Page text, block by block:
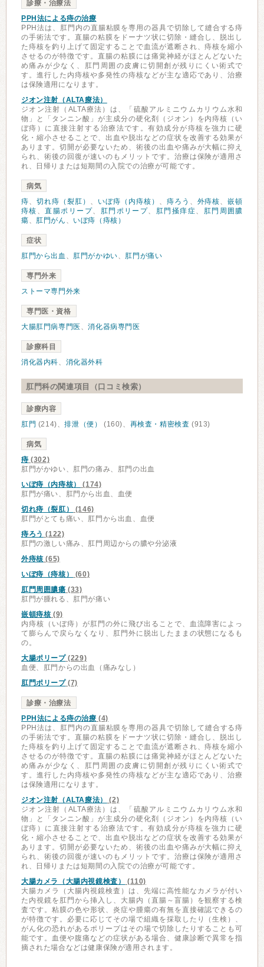
診療・治療法
PPH法による痔の治療
PPH法は、肛門内の直腸粘膜を専用の器具で切除して縫合する痔
の手術法です。直腸の粘膜をドーナツ状に切除・縫合し、脱出し
た痔核を釣り上げて固定することで血流が遮断され、痔核を縮小
させるのが特徴です。直腸の粘膜には痛覚神経がほとんどないた
め痛みが少なく、肛門周囲の皮膚に切開創が残りにくい術式で
す。進行した内痔核や多発性の痔核などが主な適応であり、治療
は保険適用になります。
ジオン注射（ALTA療法）
ジオン注射（ALTA療法）は、「硫酸アルミニウムカリウム水和
物」と「タンニン酸」が主成分の硬化剤（ジオン）を内痔核（い
ぼ痔）に直接注射する治療法です。有効成分が痔核を強力に硬
化・縮小させることで、出血や脱出などの症状を改善する効果が
あります。切開が必要ないため、術後の出血や痛みが大幅に抑え
られ、術後の回復が速いのもメリットです。治療は保険が適用さ
れ、日帰りまたは短期間の入院での治療が可能です。
病気
痔、 切れ痔（裂肛） 、 いぼ痔（内痔核） 、 痔ろう 、 外痔核、嵌頓
痔核 、直腸ポリープ、 肛門ポリープ、 肛門掻痒症、
肛門周囲膿
瘍、 肛門がん 、 いぼ痔（痔核）
症状
肛門から出血 、 肛門がかゆい、 肛門が痛い
専門外来
ストーマ専門外来
専門医・資格
大腸肛門病専門医 、消化器病専門医
診療科目
消化器内科、 消化器外科
肛門科の関連項目（口コミ検索）
診療内容
肛門 (214)、排泄（便） (160)、 再検査・精密検査 (913)
病気
痔 (302)
肛門がかゆい、肛門の痛み、肛門の出血
いぼ痔（内痔核）
(174)
肛門が痛い、肛門から出血、血便
切れ痔（裂肛）
(146)
肛門がとても痛い、肛門から出血、血便
痔ろう (122)
肛門の激しい痛み、肛門周辺からの膿や分泌液
外痔核(65)
いぼ痔（痔核）
(60)
肛門周囲膿瘍 (33)
肛門が腫れる、肛門が痛い
嵌頓痔核(9)
内痔核（いぼ痔）が肛門の外に飛び出ることで、血流障害によっ
て膨らんで戻らなくなり、肛門外に脱出したままの状態になるも
の。
大腸ポリープ(229)
血便、肛門からの出血（痛みなし）
肛門ポリープ(7)
診療・治療法
PPH法による痔の治療 (4)
PPH法は、肛門内の直腸粘膜を専用の器具で切除して縫合する痔
の手術法です。直腸の粘膜をドーナツ状に切除・縫合し、脱出し
た痔核を釣り上げて固定することで血流が遮断され、痔核を縮小
させるのが特徴です。直腸の粘膜には痛覚神経がほとんどないた
め痛みが少なく、肛門周囲の皮膚に切開創が残りにくい術式で
す。進行した内痔核や多発性の痔核などが主な適応であり、治療
は保険適用になります。
ジオン注射（ALTA療法）
(2)
ジオン注射（ALTA療法）は、「硫酸アルミニウムカリウム水和
物」と「タンニン酸」が主成分の硬化剤（ジオン）を内痔核（い
ぼ痔）に直接注射する治療法です。有効成分が痔核を強力に硬
化・縮小させることで、出血や脱出などの症状を改善する効果が
あります。切開が必要ないため、術後の出血や痛みが大幅に抑え
られ、術後の回復が速いのもメリットです。治療は保険が適用さ
れ、日帰りまたは短期間の入院での治療が可能です。
大腸カメラ（大腸内視鏡検査）
(110)
大腸カメラ（大腸内視鏡検査）は、先端に高性能なカメラが付い
た内視鏡を肛門から挿入し、大腸内（直腸～盲腸）を観察する検
査です。粘膜の色や形状、炎症や腫瘍の有無を直接確認できるの
が特徴です。必要に応じてその場で組織を採取したり（生検）、
がん化の恐れがあるポリープはその場で切除したりすることも可
能です。血便や腹痛などの症状がある場合、健康診断で異常を指
摘された場合などは健康保険が適用されます。